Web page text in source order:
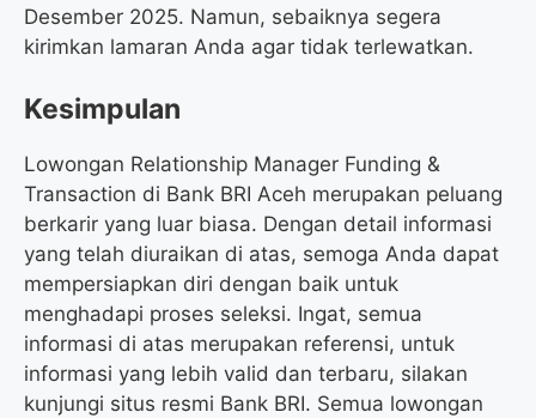
Desember 2025. Namun, sebaiknya segera
kirimkan lamaran Anda agar tidak terlewatkan.
Kesimpulan
Lowongan Relationship Manager Funding &
Transaction di Bank BRI Aceh merupakan peluang
berkarir yang luar biasa. Dengan detail informasi
yang telah diuraikan di atas, semoga Anda dapat
mempersiapkan diri dengan baik untuk
menghadapi proses seleksi. Ingat, semua
informasi di atas merupakan referensi, untuk
informasi yang lebih valid dan terbaru, silakan
kunjungi situs resmi Bank BRI. Semua lowongan